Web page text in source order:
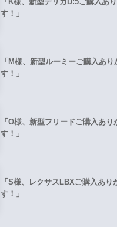
す！」
「M様、新型ルーミーご購入あ
す！」
「O様、新型フリードご購入あり
す！」
「S様、レクサスLBXご購入あり
す！」